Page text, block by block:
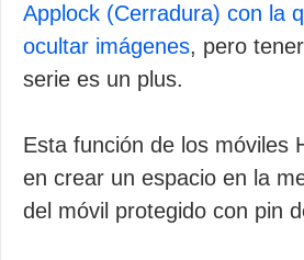
Applock (Cerradura) con la
ocultar imágenes, pero
serie es un plus.
Esta función de los móviles
en crear un espacio en la
del móvil protegido con pin